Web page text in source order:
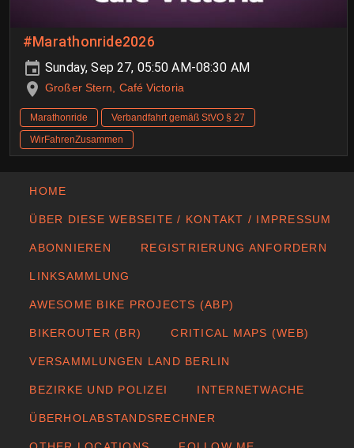
#Marathonride2026
Sunday, Sep 27, 05:50 AM-08:30 AM
Großer Stern, Café Victoria
Marathonride
Verbandfahrt gemäß StVO § 27
WirFahrenZusammen
HOME
ÜBER DIESE WEBSEITE / KONTAKT / IMPRESSUM
ABONNIEREN REGISTRIERUNG ANFORDERN
LINKSAMMLUNG
AWESOME BIKE PROJECTS (ABP)
BIKEROUTER (BR) CRITICAL MAPS (WEB)
VERSAMMLUNGEN LAND BERLIN
BEZIRKE UND POLIZEI INTERNETWACHE
ÜBERHOLABSTANDSRECHNER